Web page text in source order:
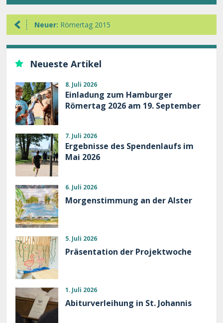
Neuer: Römertag 2015
Neueste Artikel
8. Juli 2026
Einladung zum Hamburger
Römertag 2026 am 19. September
7. Juli 2026
Ergebnisse des Spendenlaufs im
Mai 2026
6. Juli 2026
Morgenstimmung an der Alster
5. Juli 2026
Präsentation der Projektwoche
1. Juli 2026
Abiturverleihung in St. Johannis